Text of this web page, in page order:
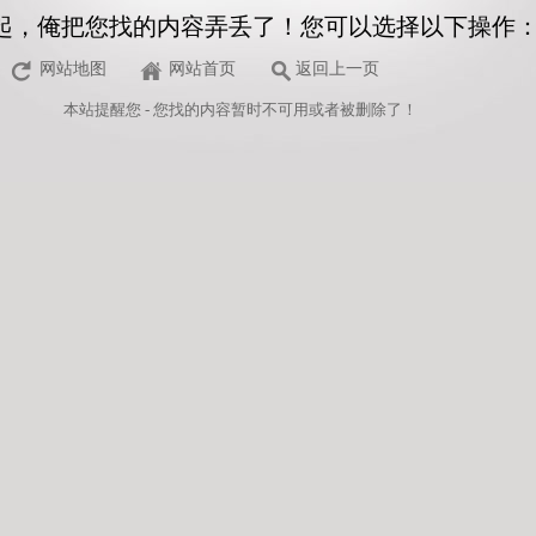
，俺把您找的内容弄丢了！您可以选择以下操作
网站地图 网站首页 返回上一页
本站提醒您 - 您找的内容暂时不可用或者被删除了！